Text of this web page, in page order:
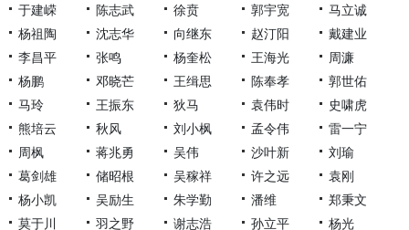
于建嵘
陈志武 徐贲 郭宇宽
马立诚
杨祖陶
沈志华 向继东 赵汀阳
戴建业
李昌平
张鸣 杨奎松 王海光
周濂
杨鹏
邓晓芒 王缉思 陈奉孝
郭世佑
马玲
王振东 狄马 袁伟时
史啸虎
熊培云
秋风 刘小枫 孟令伟
雷一宁
周枫
蒋兆勇 吴伟 沙叶新
刘瑜
葛剑雄
储昭根 吴稼祥 许之远
袁刚
杨小凯
吴励生 朱学勤 潘维
郑秉文
莫于川
羽之野 谢志浩 孙立平 杨光